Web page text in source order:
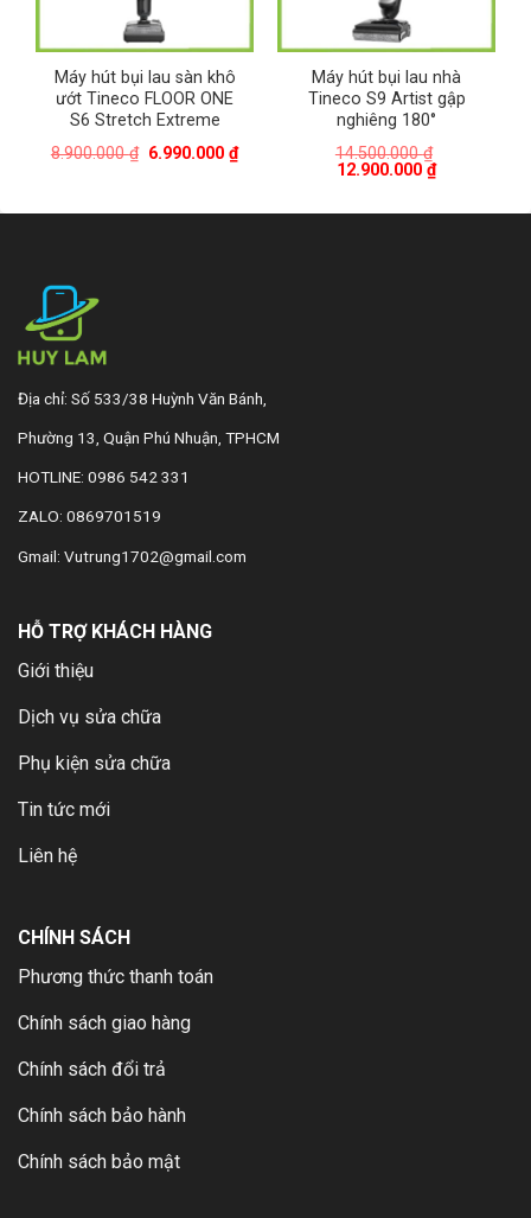
Máy hút bụi lau sàn khô
ướt Tineco FLOOR ONE
S6 Stretch Extreme
8.900.000₫ Giá
6.990.000₫Giá
hiện
6.990.000 ₫.
Máy hút bụi lau nhà
Tineco S9 Artist gập
nghiêng 180°
14.500.000₫
Giá
14.500.000 ₫.
12.900.000 ₫Giá
hiện
là:
Địa chỉ: Số 533/38 Huỳnh Văn Bánh,
Phường 13, Quận Phú Nhuận, TPHCM
HOTLINE: 0986 542 331
ZALO: 0869701519
Gmail: Vutrung1702@gmail.com
HỖ TRỢ KHÁCH HÀNG
Giới thiệu
Dịch vụ sửa chữa
Phụ kiện sửa chữa
Tin tức mới
Liên hệ
CHÍNH SÁCH
Phương thức thanh toán
Chính sách giao hàng
Chính sách đổi trả
Chính sách bảo hành
Chính sách bảo mật